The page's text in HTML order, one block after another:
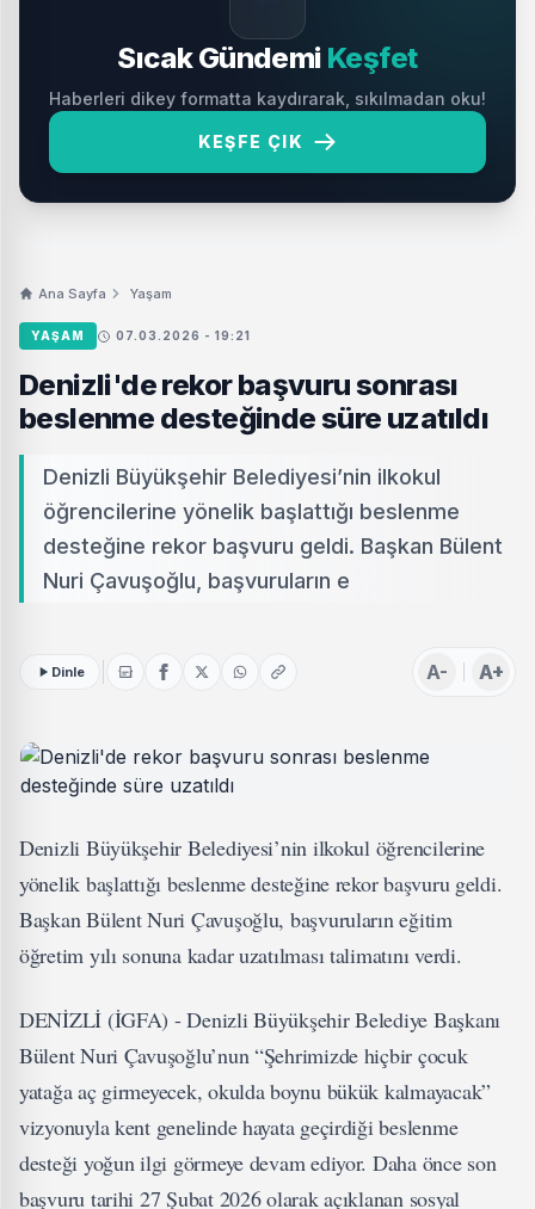
Sıcak Gündemi Keşfet
Haberleri dikey formatta kaydırarak, sıkılmadan oku!
KEŞFE ÇIK
Ana Sayfa Yaşam
YAŞAM 07.03.2026 - 19:21
Denizli'de rekor başvuru sonrası
beslenme desteğinde süre uzatıldı
Denizli Büyükşehir Belediyesi’nin ilkokul
öğrencilerine yönelik başlattığı beslenme
desteğine rekor başvuru geldi. Başkan Bülent
Nuri Çavuşoğlu, başvuruların e
Dinle A- A+
Denizli Büyükşehir Belediyesi’nin ilkokul öğrencilerine
yönelik başlattığı beslenme desteğine rekor başvuru geldi.
Başkan Bülent Nuri Çavuşoğlu, başvuruların eğitim
öğretim yılı sonuna kadar uzatılması talimatını verdi.
DENİZLİ (İGFA) - Denizli Büyükşehir Belediye Başkanı
Bülent Nuri Çavuşoğlu’nun “Şehrimizde hiçbir çocuk
yatağa aç girmeyecek, okulda boynu bükük kalmayacak”
vizyonuyla kent genelinde hayata geçirdiği beslenme
desteği yoğun ilgi görmeye devam ediyor. Daha önce son
başvuru tarihi 27 Şubat 2026 olarak açıklanan sosyal